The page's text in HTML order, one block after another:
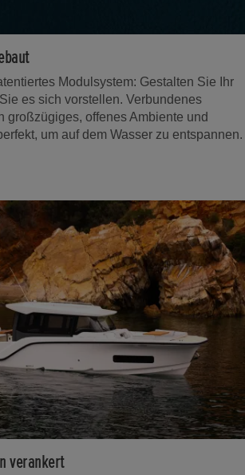
Modulsystem: Gestalten Sie Ihr
es sich vorstellen. Verbundenes
großzügiges, offenes Ambiente und
um auf dem Wasser zu entspannen.
verankert